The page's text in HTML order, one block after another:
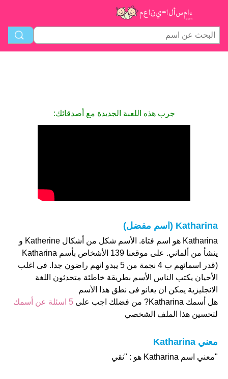
جرب هذه اللعبة الجديدة مع أصدقائك:
Katharina (اسم مفضل)
Katharina هو اسم فتاة. الأسم شكل من أشكال Katherine و
ينشأ من ألماني. على موقعنا 139 الأشخاص بأسم Katharina
(قدر اسمائهم ب 4 نجمة من 5 يبدو انهم راضون جدا. فى اغلب
الأحيان يكتب الناس الأسم بطريقة خاطئة متحدثون اللغة
الانجليزية يمكن ان يعانو فى نطق هذا الأسم
هل أسمك Katharina? من فضلك اجب على
5 اسئلة عن أسمك
لتحسين هذا الملف الشخصي
معني Katharina
"معني اسم Katharina هو : "نقي